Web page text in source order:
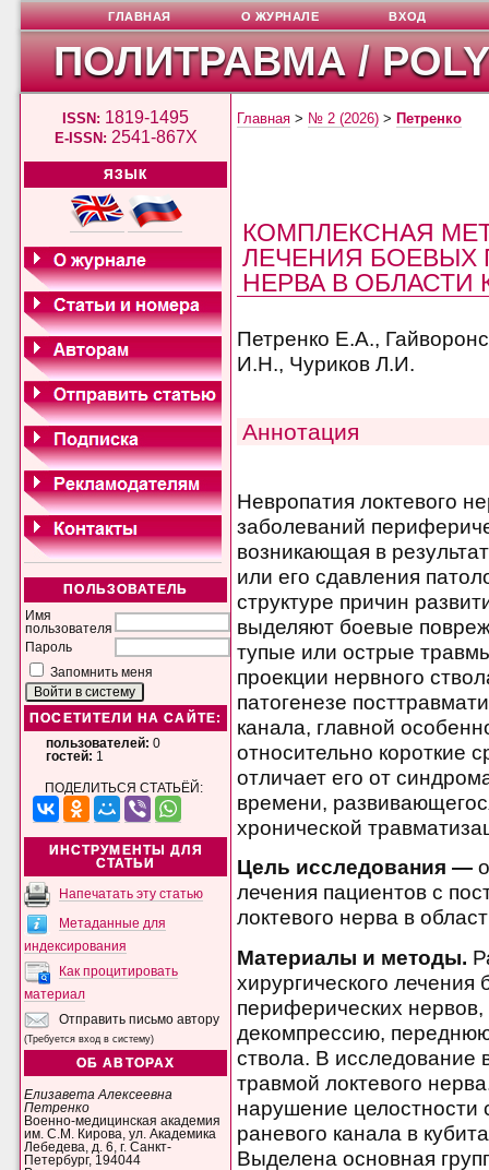
ПОЛИТРАВМА /
ISSN: 1819-1495
E-ISSN: 2541-867X
ЯЗЫК
ПОЛЬЗОВАТЕЛЬ
Имя
пользователя
Пароль
Запомнить меня
ПОСЕТИТЕЛИ НА САЙТЕ:
пользователей: 0
гостей: 1
ПОДЕЛИТЬСЯ СТАТЬЁЙ:
ИНСТРУМЕНТЫ ДЛЯ
СТАТЬИ
Напечатать эту статью
Метаданные для
индексирования
Как процитировать
материал
Отправить письмо автору
(Требуется вход в систему)
ОБ АВТОРАХ
Елизавета Алексеевна
Петренко
Военно-медицинская академия
им. С.М. Кирова, ул. Академика
Лебедева, д. 6, г. Санкт-
Петербург, 194044
ГЛАВНАЯ О ЖУРНАЛЕ ВХОД
Главная > № 2 (2026) > Петренко
КОМПЛЕКСНАЯ
ЛЕЧЕНИЯ БОЕВЫХ
НЕРВА В ОБЛАСТИ
Петренко Е.А.,
И.Н., Чуриков Л.И.
Аннотация
Невропатия локтевого
заболеваний
возникающая в
или его сдавления
структуре причин
выделяют боевые
тупые или острые
проекции нервного
патогенезе
канала, главной
относительно короткие
отличает его от
времени,
хронической
Цель исследования —
лечения пациентов с
локтевого нерва в
Материалы и методы.
хирургического
периферических
декомпрессию,
ствола. В исследование
травмой локтевого
нарушение целостности
раневого канала в
Выделена основная